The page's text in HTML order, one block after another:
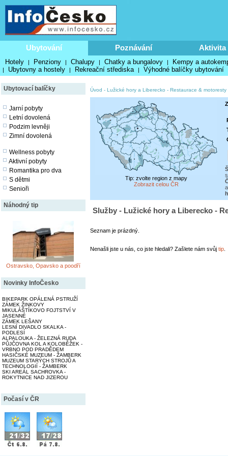
Ubytování Poznávání Aktivita
Hotely | Penziony | Chalupy | Chatky a bungalovy | Kempy a
| Ubytovny a hostely | Rekreační střediska | Výhodné balíčky ubytování
Ubytovací balíčky
Jarní pobyty
Letní dovolená
Podzim levněji
Zimní dovolená
Wellness pobyty
Aktivní pobyty
Romantika pro dva
S dětmi
Senioři
Náhodný tip
Ostravsko, Opavsko a poodří
Novinky InfoČesko
BIKEPARK OPÁLENÁ PSTRUŽÍ
ZÁMEK ŽINKOVY
MIKULÁŠTÍKOVO FOJTSTVÍ V
JASENNÉ
ZÁMEK LEŠANY
LESNÍ DIVADLO SKALKA -
PODLESÍ
ALPALOUKA - ŽELEZNÁ RUDA
PŮJČOVNA KOL A KOLOBĚŽEK -
VRBNO POD PRADĚDEM
HASIČSKÉ MUZEUM - ŽAMBERK
MUZEUM STARÝCH STROJŮ A
TECHNOLOGIÍ - ŽAMBERK
SKI AREÁL SACHROVKA -
ROKYTNICE NAD JIZEROU
Počasí v ČR
Úvod - Lužické hory a Liberecko - Restaurace & motoresty
Tip: zvolte region z mapy
Zobrazit celou ČR
Služby - Lužické hory a Liberecko -
Seznam je prázdný.
Nenašli jste u nás, co jste hledali? Zašlete nám svůj tip